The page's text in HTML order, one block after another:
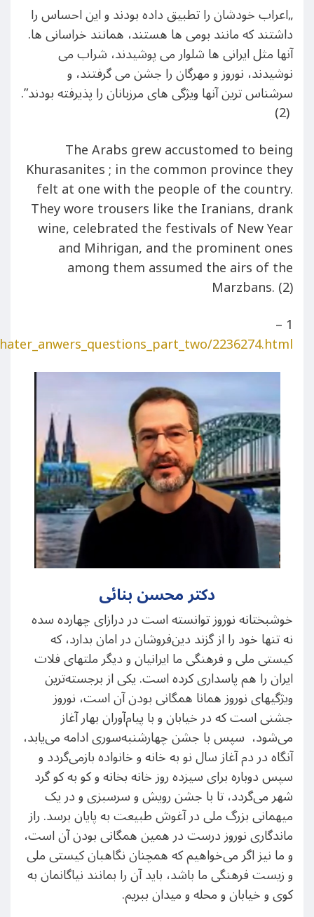
„اعراب خودشان را تطبیق داده بودند و این احساس را
داشتند که مانند بومی ها هستند، همانند خراسانی ها.
آنها مثل ایرانی ها شلوار می پوشیدند، شراب می
نوشیدند، نوروز و مهرگان را جشن می گرفتند، و
سرشناس ترین آنها ویژگی های مرزبانان را پذیرفته بودند”.
(2)
The Arabs grew accustomed to being
Khurasanites ; in the common province they
felt at one with the people of the country.
They wore trousers like the Iranians, drank
wine, celebrated the festivals of New Year
and Mihrigan, and the prominent ones
among them assumed the airs of the
Marzbans. (2)
1 –
2236274.html
دکتر محسن بنائی
خوشبختانه نوروز توانسته است در درازای چهارده سده
نه تنها خود را از گزند دین‌فروشان در امان بدارد، که
کیستی ملی و فرهنگی ما ایرانیان و دیگر ملتهای فلات
ایران را هم پاسداری کرده است. یکی از برجسته‌ترین
ویژگیهای نوروز همانا همگانی بودن آن است، نوروز
جشنی است که در خیابان و با پیام‌آوران بهار آغاز
می‌شود، سپس با جشن چهارشنبه‌سوری ادامه می‌یابد،
آنگاه در دم آغاز سال نو به خانه و خانواده‌ بازمی‌گردد و
سپس دوباره برای سیزده روز خانه بخانه و کو به کو گرد
شهر می‌گردد، تا با جشن رویش و سرسبزی و در یک
میهمانی بزرگ ملی در آغوش طبیعت به پایان برسد. راز
ماندگاری نوروز درست در همین همگانی بودن آن است،
و ما نیز اگر می‌خواهیم که همچنان نگاهبان کیستی ملی
و زیست فرهنگی ما باشد، باید آن را بمانند نیاگانمان به
کوی و خیابان و محله و میدان ببریم.